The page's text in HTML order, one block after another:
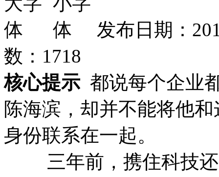
发布日期：
数： 1718
核心提示 都说每个企业
陈海滨，却并不能将他
身份联系在一起。
三年前，携住科技还